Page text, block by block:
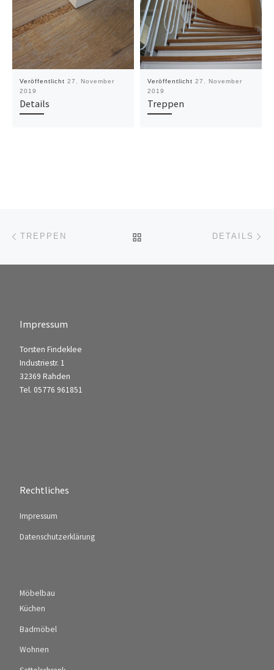
Veröffentlicht 27. November
2019
Details
Veröffentlicht 27. November
2019
Treppen
Beitragsnavigation
TREPPEN ZURÜCK ZURDETAILS
Impressum
Torsten Findeklee
Industriestr. 1
32369 Rahden
Tel. 05776 961851
Rechtliches
Impressum
Datenschutzerklärung
Möbelbau
Küchen
Badmöbel
Wohnen